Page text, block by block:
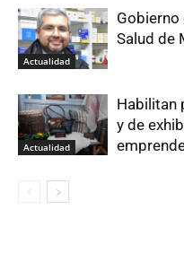
Actualidad
Salud de
Actualidad
Habilitan
y de